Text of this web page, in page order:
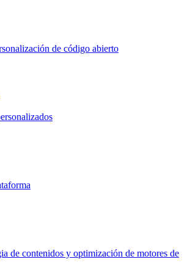
de código abierto
de contenidos y optimización de motores de